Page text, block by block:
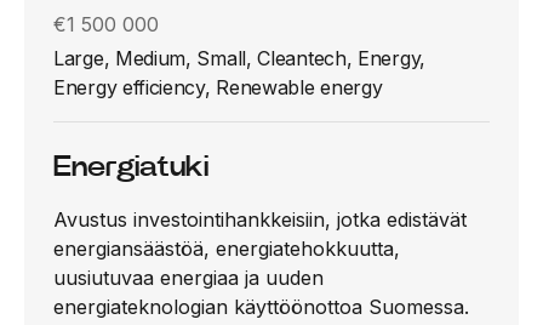
€1 500 000
Large, Medium, Small, Cleantech, Energy,
Energy efficiency, Renewable energy
Energiatuki
Avustus investointihankkeisiin, jotka edistävät
energiansäästöä, energiatehokkuutta,
uusiutuvaa energiaa ja uuden
energiateknologian käyttöönottoa Suomessa.